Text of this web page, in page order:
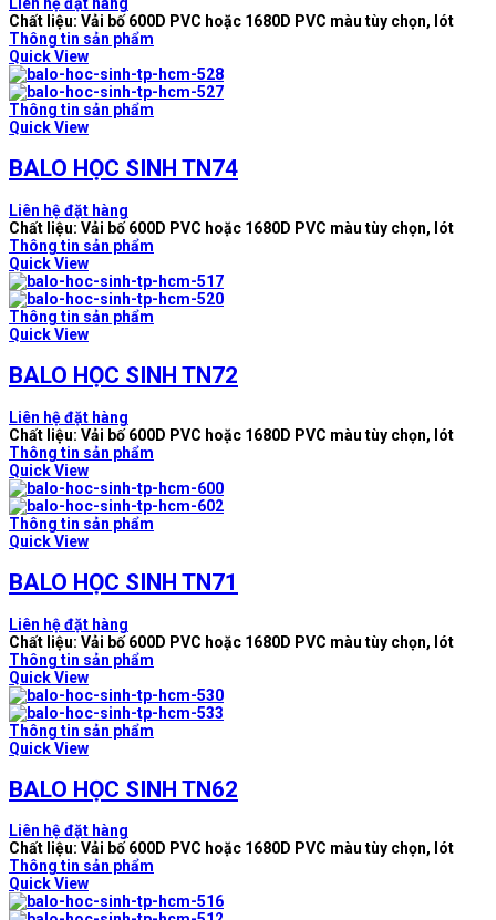
Chất liệu: Vải bố 600D PVC hoặc 1680D PVC màu tùy chọn, lót
Thông tin sản phẩm
Quick View
Thông tin sản phẩm
Quick View
BALO HỌC SINH TN74
Liên hệ đặt hàng
Chất liệu: Vải bố 600D PVC hoặc 1680D PVC màu tùy chọn, lót
Thông tin sản phẩm
Quick View
Thông tin sản phẩm
Quick View
BALO HỌC SINH TN72
Liên hệ đặt hàng
Chất liệu: Vải bố 600D PVC hoặc 1680D PVC màu tùy chọn, lót
Thông tin sản phẩm
Quick View
Thông tin sản phẩm
Quick View
BALO HỌC SINH TN71
Liên hệ đặt hàng
Chất liệu: Vải bố 600D PVC hoặc 1680D PVC màu tùy chọn, lót
Thông tin sản phẩm
Quick View
Thông tin sản phẩm
Quick View
BALO HỌC SINH TN62
Liên hệ đặt hàng
Chất liệu: Vải bố 600D PVC hoặc 1680D PVC màu tùy chọn, lót
Thông tin sản phẩm
Quick View